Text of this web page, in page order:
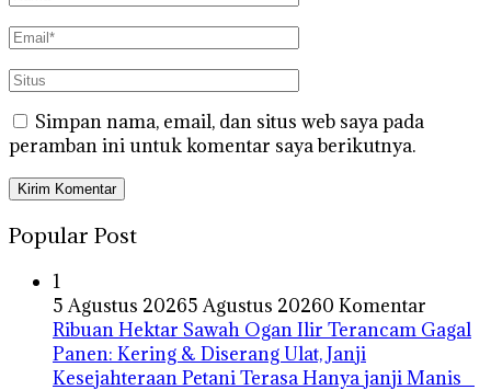
Simpan nama, email, dan situs web saya pada
peramban ini untuk komentar saya berikutnya.
Popular Post
1
5 Agustus 20265 Agustus 20260 Komentar
Ribuan Hektar Sawah Ogan Ilir Terancam Gagal
Panen: Kering & Diserang Ulat, Janji
Kesejahteraan Petani Terasa Hanya janji Manis